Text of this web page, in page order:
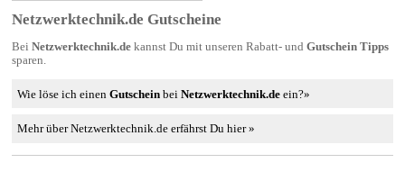
Netzwerktechnik.de Gutscheine
Bei Netzwerktechnik.dekannst Du mit unseren Rabatt- und Gutschein Tipps
sparen.
Wie löse ich einenGutschein beiNetzwerktechnik.de ein?»
Mehr über Netzwerktechnik.de erfährst Du hier »